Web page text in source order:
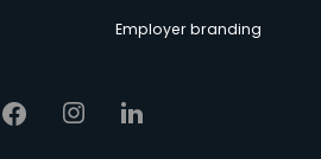
Employer branding